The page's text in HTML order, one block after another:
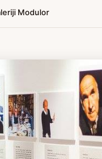
Modulor